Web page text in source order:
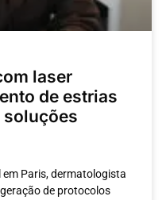
laser
de estrias
soluções
Paris, dermatologista
de protocolos